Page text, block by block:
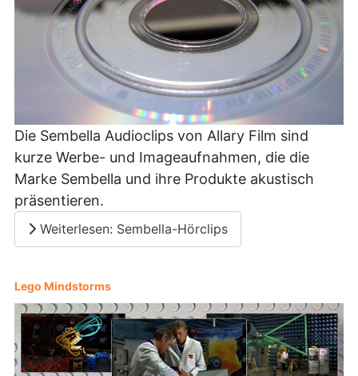
Die Sembella Audioclips von Allary Film sind
kurze Werbe- und Imageaufnahmen, die die
Marke Sembella und ihre Produkte akustisch
präsentieren.
Weiterlesen: Sembella-Hörclips
Lego Mindstorms